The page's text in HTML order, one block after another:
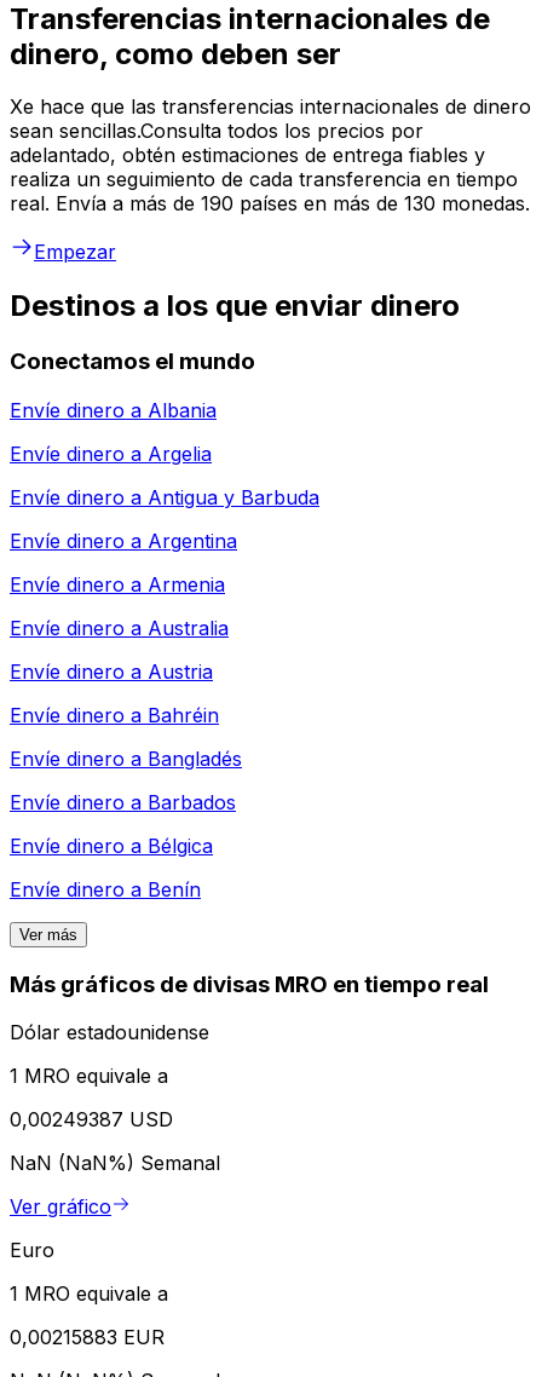
Transferencias internacionales de
dinero, como deben ser
Xe hace que las transferencias internacionales de dinero
sean sencillas.Consulta todos los precios por
adelantado, obtén estimaciones de entrega fiables y
realiza un seguimiento de cada transferencia en tiempo
real. Envía a más de 190 países en más de 130 monedas.
Empezar
Destinos a los que enviar dinero
Conectamos el mundo
Envíe dinero a Albania
Envíe dinero a Argelia
Envíe dinero a Antigua y Barbuda
Envíe dinero a Argentina
Envíe dinero a Armenia
Envíe dinero a Australia
Envíe dinero a Austria
Envíe dinero a Bahréin
Envíe dinero a Bangladés
Envíe dinero a Barbados
Envíe dinero a Bélgica
Envíe dinero a Benín
Ver más
Más gráficos de divisas MRO en tiempo real
Dólar estadounidense
1 MRO equivale a
0,00249387 USD
NaN (NaN%) Semanal
Ver gráfico
Euro
1 MRO equivale a
0,00215883 EUR